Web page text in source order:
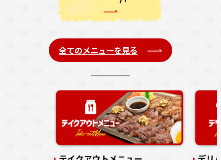
全てのメニューを見る